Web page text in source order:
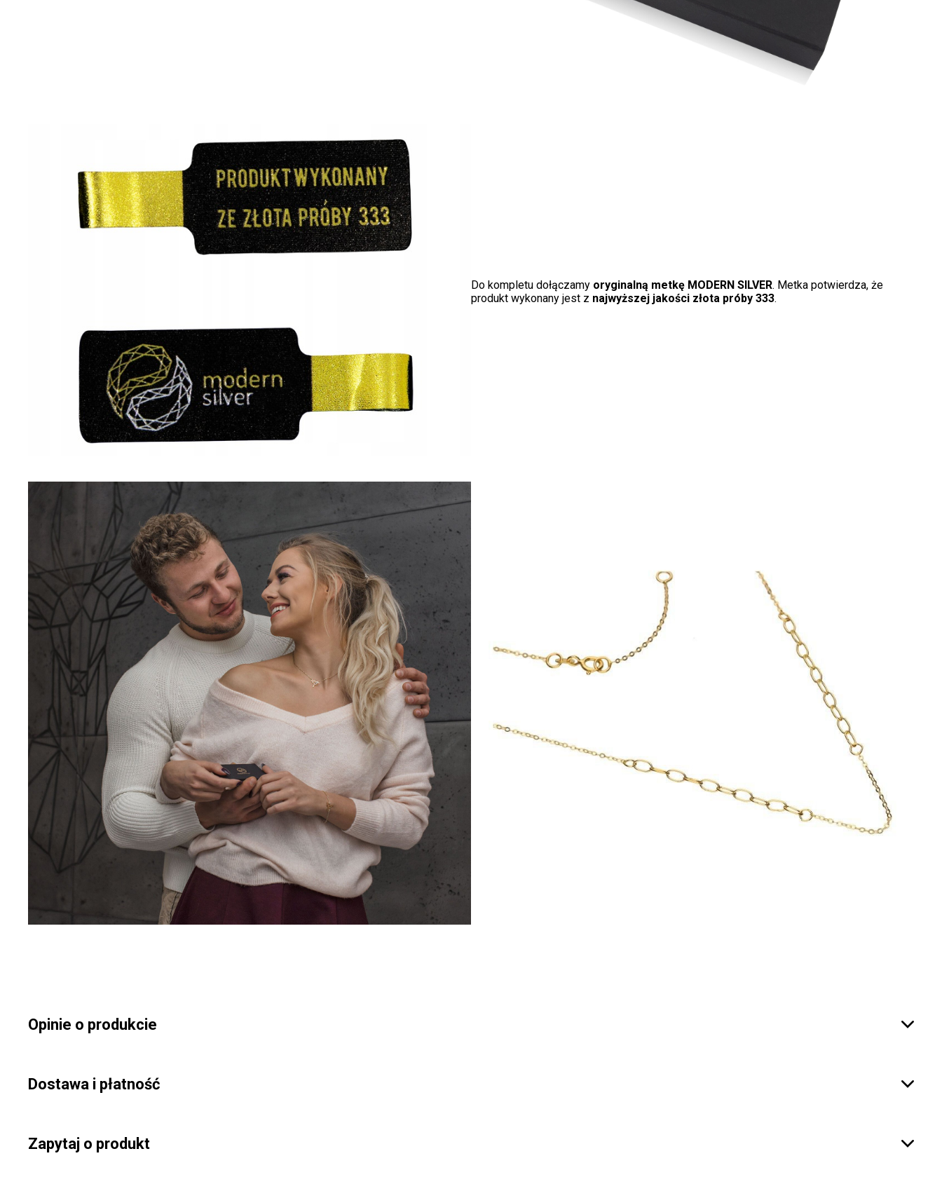
Do kompletu dołączamy oryginalną metkę MODERN SILVER. Metka potwierdza, że
produkt wykonany jest z najwyższej jakości złota próby 333.
Opinie o produkcie 
Dostawa i płatność 
Zapytaj o produkt 